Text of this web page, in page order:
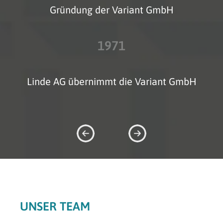
Gründung der Variant GmbH
1971
Linde AG übernimmt die Variant GmbH
UNSER TEAM